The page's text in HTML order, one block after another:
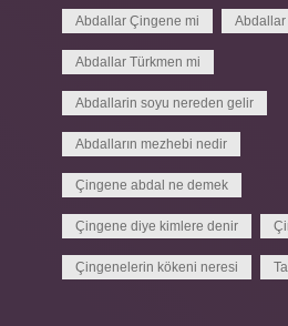
Abdallar Çingene mi Abdallar
Abdallar Türkmen mi
Abdallarin soyu nereden gelir
Abdalların mezhebi nedir
Çingene abdal ne demek
Çingene diye kimlere denir
Çingenelerin kökeni neresi